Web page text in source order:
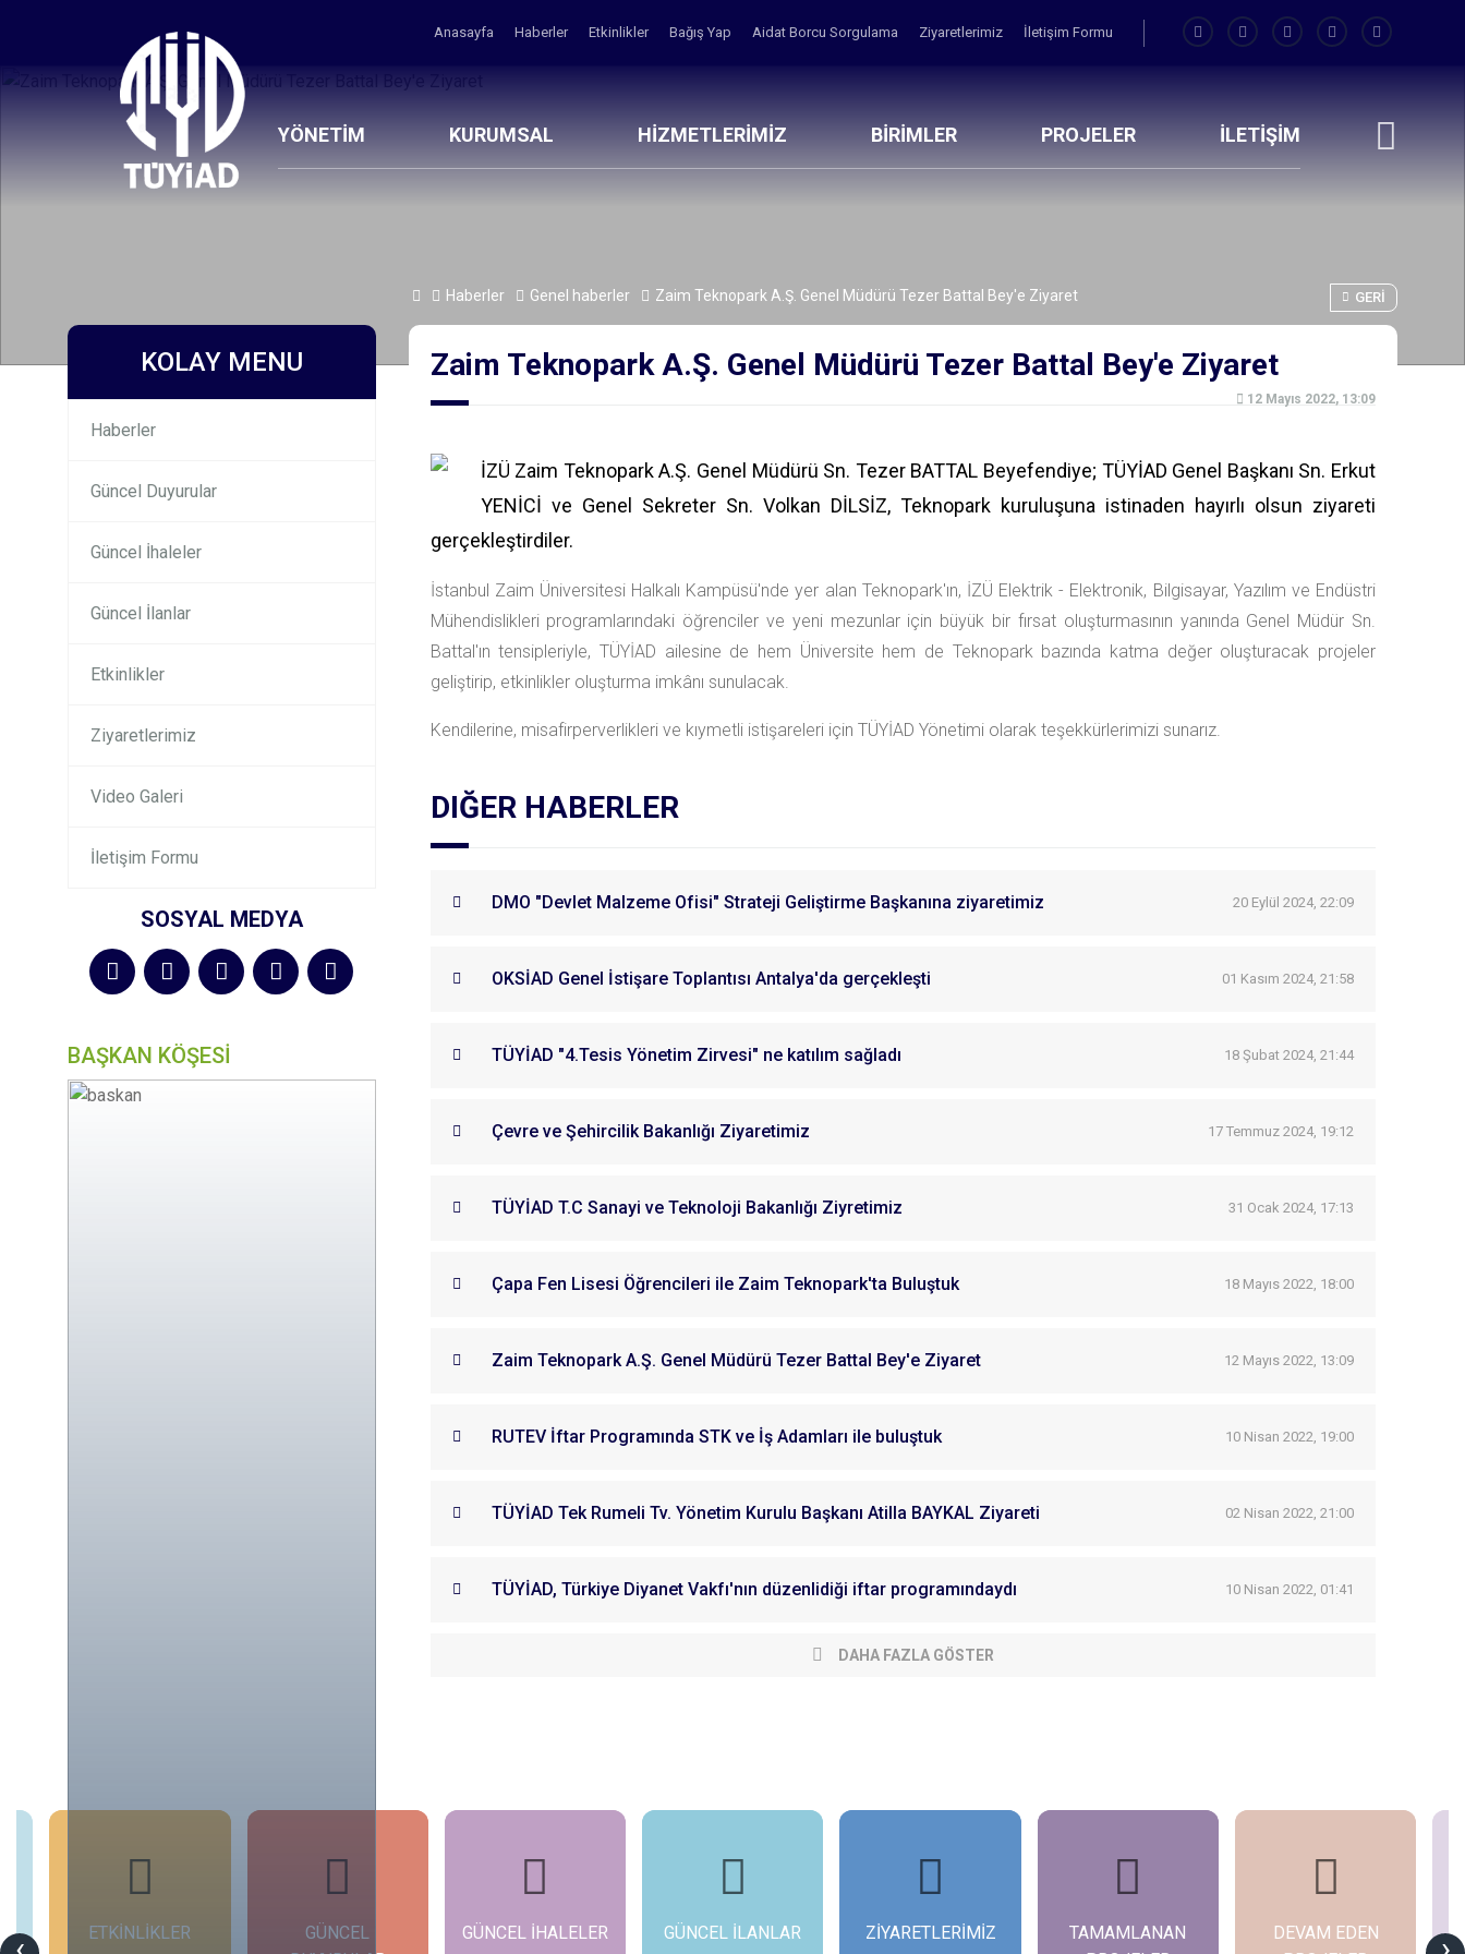
Anasayfa Haberler Etkinlikler Bağış Yap Aidat Borcu Sorgulama Ziyaretlerimiz İletişim Formu
YÖNETİM KURUMSAL HİZMETLERİMİZ BİRİMLER PROJELER İLETİŞİM
Haberler Genel haberler Zaim Teknopark A.Ş. Genel Müdürü Tezer Battal Bey'e Ziyaret GERI
KOLAY MENU
Haberler
Güncel Duyurular
Güncel İhaleler
Güncel İlanlar
Etkinlikler
Ziyaretlerimiz
Video Galeri
İletişim Formu
SOSYAL MEDYA
BAŞKAN KÖŞESİ
Zaim Teknopark A.Ş. Genel Müdürü Tezer Battal Bey'e Ziyaret
12 Mayıs 2022, 13:09
İZÜ Zaim Teknopark A.Ş. Genel Müdürü Sn. Tezer BATTAL Beyefendiye; TÜYİAD Genel Başkanı Sn. Erkut
YENİCİ ve Genel Sekreter Sn. Volkan DİLSİZ, Teknopark kuruluşuna istinaden hayırlı olsun ziyareti
gerçekleştirdiler.
İstanbul Zaim Üniversitesi Halkalı Kampüsü'nde yer alan Teknopark'ın, İZÜ Elektrik - Elektronik, Bilgisayar, Yazılım ve Endüstri
Mühendislikleri programlarındaki öğrenciler ve yeni mezunlar için büyük bir fırsat oluşturmasının yanında Genel Müdür Sn.
Battal'ın tensipleriyle, TÜYİAD ailesine de hem Üniversite hem de Teknopark bazında katma değer oluşturacak projeler
geliştirip, etkinlikler oluşturma imkânı sunulacak.
Kendilerine, misafirperverlikleri ve kıymetli istişareleri için TÜYİAD Yönetimi olarak teşekkürlerimizi sunarız.
DIĞER HABERLER
DMO "Devlet Malzeme Ofisi" Strateji Geliştirme Başkanına ziyaretimiz 20 Eylül 2024, 22:09
OKSİAD Genel İstişare Toplantısı Antalya'da gerçekleşti 01 Kasım 2024, 21:58
TÜYİAD "4.Tesis Yönetim Zirvesi" ne katılım sağladı 18 Şubat 2024, 21:44
Çevre ve Şehircilik Bakanlığı Ziyaretimiz 17 Temmuz 2024, 19:12
TÜYİAD T.C Sanayi ve Teknoloji Bakanlığı Ziyretimiz 31 Ocak 2024, 17:13
Çapa Fen Lisesi Öğrencileri ile Zaim Teknopark'ta Buluştuk 18 Mayıs 2022, 18:00
Zaim Teknopark A.Ş. Genel Müdürü Tezer Battal Bey'e Ziyaret 12 Mayıs 2022, 13:09
RUTEV İftar Programında STK ve İş Adamları ile buluştuk 10 Nisan 2022, 19:00
TÜYİAD Tek Rumeli Tv. Yönetim Kurulu Başkanı Atilla BAYKAL Ziyareti 02 Nisan 2022, 21:00
TÜYİAD, Türkiye Diyanet Vakfı'nın düzenlidiği iftar programındaydı 10 Nisan 2022, 01:41
DAHA FAZLA GÖSTER
ETKİNLİKLER
GÜNCEL
GÜNCEL İHALELER GÜNCEL İLANLAR ZİYARETLERİMİZ
TAMAMLANAN
DEVAM EDEN